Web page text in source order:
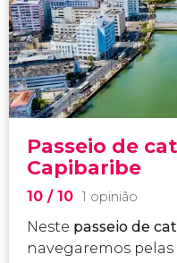
Passeio de
Capibaribe
10 / 10 1 opinião
Neste passeio de
navegaremos pelas